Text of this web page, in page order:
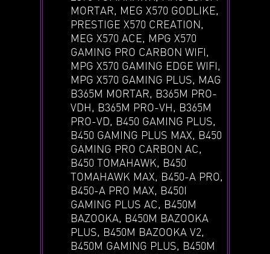
MORTAR, MEG X570 GODLIKE,
PRESTIGE X570 CREATION,
MEG X570 ACE, MPG X570
GAMING PRO CARBON WIFI,
MPG X570 GAMING EDGE WIFI,
MPG X570 GAMING PLUS, MAG
B365M MORTAR, B365M PRO-
VDH, B365M PRO-VH, B365M
PRO-VD, B450 GAMING PLUS,
B450 GAMING PLUS MAX, B450
GAMING PRO CARBON AC,
B450 TOMAHAWK, B450
TOMAHAWK MAX, B450-A PRO,
B450-A PRO MAX, B450I
GAMING PLUS AC, B450M
BAZOOKA, B450M BAZOOKA
PLUS, B450M BAZOOKA V2,
B450M GAMING PLUS, B450M